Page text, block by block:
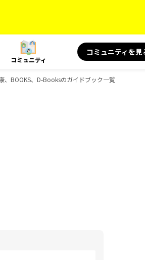
コミュニティ
コミュニティを見
、BOOKS、D-Booksのガイドブック一覧